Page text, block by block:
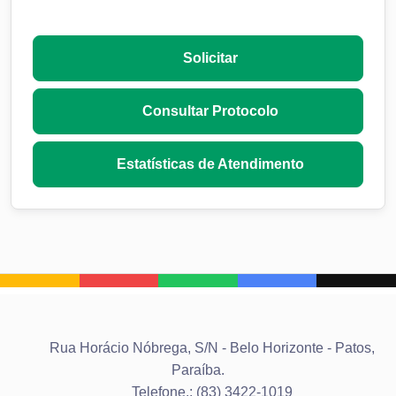
Solicitar
Consultar Protocolo
Estatísticas de Atendimento
Rua Horácio Nóbrega, S/N - Belo Horizonte - Patos,
Paraíba.
Telefone.: (83) 3422-1019